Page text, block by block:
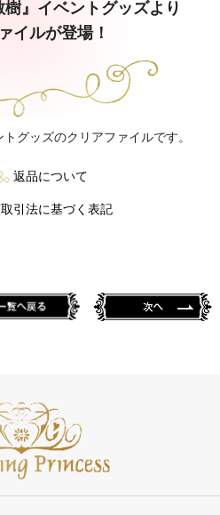
樹』イベントグッズより
イルが登場！
グッズのクリアファイルです。
返品について
引法に基づく表記